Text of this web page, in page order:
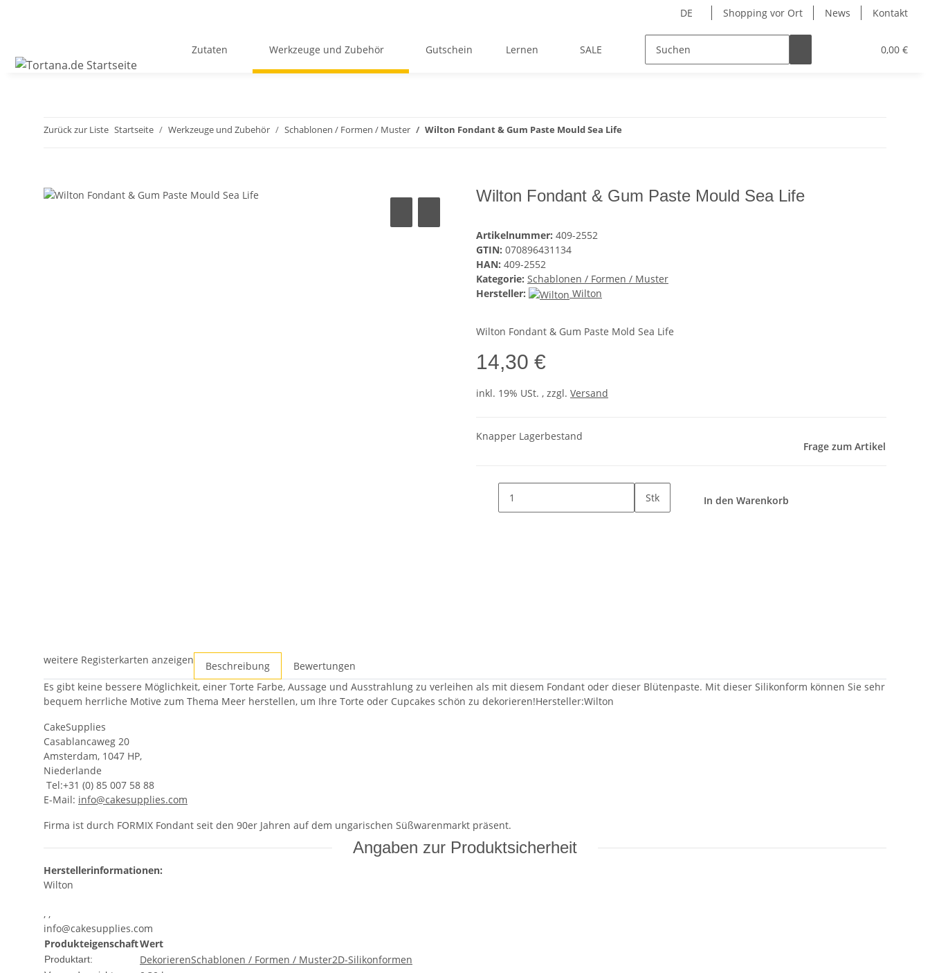
DE Shopping vor Ort News Kontakt
0,00 €
Zutaten Werkzeuge und Zubehör Gutschein Lernen SALE Hersteller
Zurück zur Liste Startseite Werkzeuge und Zubehör Schablonen / Formen / Muster Wilton Fondant & Gum Paste Mould Sea Life
Wilton Fondant & Gum Paste Mould Sea Life
Artikelnummer: 409-2552
GTIN: 070896431134
HAN: 409-2552
Kategorie: Schablonen / Formen / Muster
Hersteller:
Wilton
Wilton Fondant & Gum Paste Mold Sea Life
14,30 €
inkl. 19% USt. , zzgl. Versand
Knapper Lagerbestand
Frage zum Artikel
Stk In den Warenkorb
weitere Registerkarten anzeigen Beschreibung
Bewertungen
Es gibt keine bessere Möglichkeit, einer Torte Farbe, Aussage und Ausstrahlung zu verleihen als mit diesem Fondant oder dieser Blütenpaste. Mit dieser Silikonform können Sie sehr
bequem herrliche Motive zum Thema Meer herstellen, um Ihre Torte oder Cupcakes schön zu dekorieren!Hersteller:Wilton
CakeSupplies
Casablancaweg 20
Amsterdam, 1047 HP,
Niederlande
Tel:+31 (0) 85 007 58 88
E-Mail: info@cakesupplies.com
Firma ist durch FORMIX Fondant seit den 90er Jahren auf dem ungarischen Süßwarenmarkt präsent.
Angaben zur Produktsicherheit
Herstellerinformationen:
Wilton
, ,
info@cakesupplies.com
ProdukteigenschaftWert
Produktart: DekorierenSchablonen / Formen / Muster2D-Silikonformen